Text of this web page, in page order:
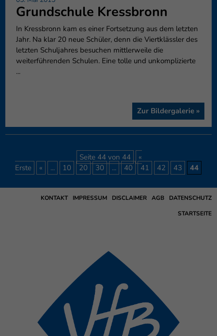
Grundschule Kressbronn
In Kressbronn kam es einer Fortsetzung aus dem letzten
Jahr. Na klar 20 neue Schüler, denn die Viertklässler des
letzten Schuljahres besuchen mittlerweile die
weiterführenden Schulen. Eine tolle und unkomplizierte
...
Zur Bildergalerie »
Seite 44 von 44
«
Erste
« ... 10 20 30 ... 40 41 42 43 44
DATENSCHUTZ
AGB
DISCLAIMER
IMPRESSUM
KONTAKT
STARTSEITE